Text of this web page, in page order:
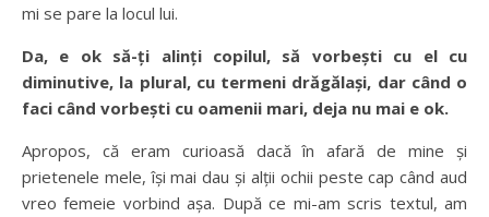
mi se pare la locul lui.
Da, e ok să-ți alinți copilul, să vorbești cu el cu
diminutive, la plural, cu termeni drăgălași, dar când o
faci când vorbești cu oamenii mari, deja nu mai e ok.
Apropos, că eram curioasă dacă în afară de mine și
prietenele mele, își mai dau și alții ochii peste cap când aud
vreo femeie vorbind așa. După ce mi-am scris textul, am